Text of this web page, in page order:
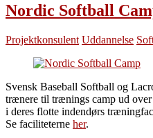
Nordic Softball
Projektkonsulent Uddannelse
Svensk Baseball Softball og
trænere til trænings camp ud
i deres flotte indendørs
Se faciliteterne her.